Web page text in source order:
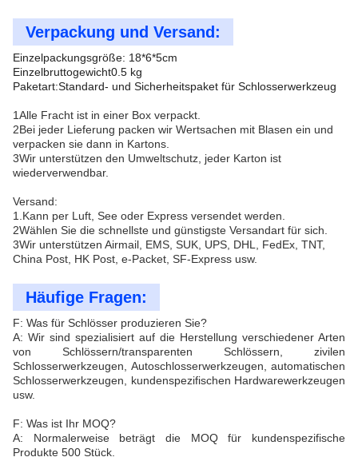
Verpackung und Versand:
Einzelpackungsgröße: 18*6*5cm
Einzelbruttogewicht0.5 kg
Paketart:Standard- und Sicherheitspaket für Schlosserwerkzeug
1Alle Fracht ist in einer Box verpackt.
2Bei jeder Lieferung packen wir Wertsachen mit Blasen ein und
verpacken sie dann in Kartons.
3Wir unterstützen den Umweltschutz, jeder Karton ist
wiederverwendbar.
Versand:
1.Kann per Luft, See oder Express versendet werden.
2Wählen Sie die schnellste und günstigste Versandart für sich.
3Wir unterstützen Airmail, EMS, SUK, UPS, DHL, FedEx, TNT,
China Post, HK Post, e-Packet, SF-Express usw.
Häufige Fragen:
F: Was für Schlösser produzieren Sie?
A: Wir sind spezialisiert auf die Herstellung verschiedener Arten
von Schlössern/transparenten Schlössern, zivilen
Schlosserwerkzeugen, Autoschlosserwerkzeugen, automatischen
Schlosserwerkzeugen, kundenspezifischen Hardwarewerkzeugen
usw.
F: Was ist Ihr MOQ?
A: Normalerweise beträgt die MOQ für kundenspezifische
Produkte 500 Stück.